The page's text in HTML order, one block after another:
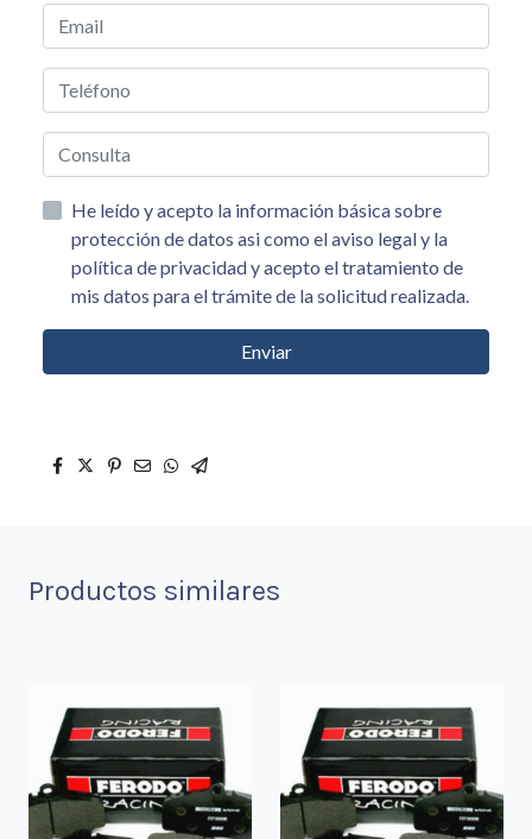
He leído y acepto la información básica sobre
protección de datos asi como el aviso legal y la
política de privacidad y acepto el tratamiento de
mis datos para el trámite de la solicitud realizada.
Enviar
Productos similares